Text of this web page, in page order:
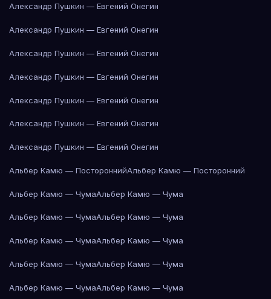
Александр Пушкин — Евгений Онегин
Александр Пушкин — Евгений Онегин
Александр Пушкин — Евгений Онегин
Александр Пушкин — Евгений Онегин
Александр Пушкин — Евгений Онегин
Александр Пушкин — Евгений Онегин
Александр Пушкин — Евгений Онегин
Альбер Камю — ПостороннийАльбер Камю — Посторонний
Альбер Камю — ЧумаАльбер Камю — Чума
Альбер Камю — ЧумаАльбер Камю — Чума
Альбер Камю — ЧумаАльбер Камю — Чума
Альбер Камю — ЧумаАльбер Камю — Чума
Альбер Камю — ЧумаАльбер Камю — Чума